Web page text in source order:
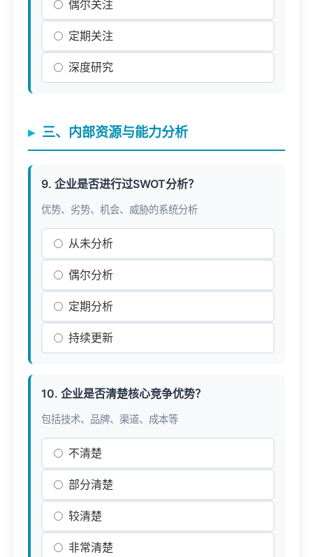
偶尔关注
定期关注
深度研究
三、内部资源与能力分析
9. 企业是否进行过SWOT分析？
优势、劣势、机会、威胁的系统分析
从未分析
偶尔分析
定期分析
持续更新
10. 企业是否清楚核心竞争优势？
包括技术、品牌、渠道、成本等
不清楚
部分清楚
较清楚
非常清楚